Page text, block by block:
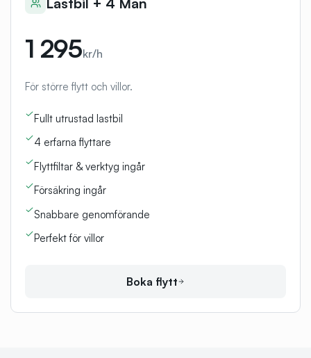
1 295kr/h
För större flytt och villor.
Fullt utrustad lastbil
4 erfarna flyttare
Flyttfiltar & verktyg ingår
Försäkring ingår
Snabbare genomförande
Perfekt för villor
Boka flytt